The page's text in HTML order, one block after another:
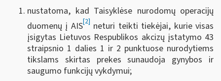
nustatoma, kad Taisyklėse nurodomų operacijų
duomenų į AIS[2] neturi teikti tiekėjai, kurie visas
įsigytas Lietuvos Respublikos akcizų įstatymo 43
straipsnio 1 dalies 1 ir 2 punktuose nurodytiems
tikslams skirtas prekes sunaudoja gynybos ir
saugumo funkcijų vykdymui;